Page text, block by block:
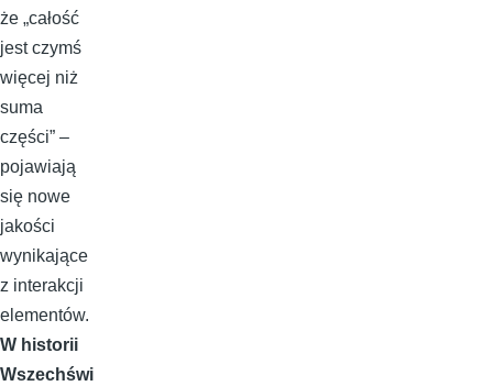
że „całość
jest czymś
więcej niż
suma
części” –
pojawiają
się nowe
jakości
wynikające
z interakcji
elementów.
W historii
Wszechświ